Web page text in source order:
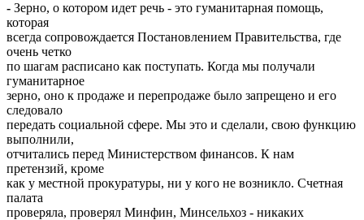
- Зерно, о котором идет речь - это гуманитарная помощь,
которая
всегда сопровождается Постановлением Правительства, где
очень четко
по шагам расписано как поступать. Когда мы получали
гуманитарное
зерно, оно к продаже и перепродаже было запрещено и его
следовало
передать социальной сфере. Мы это и сделали, свою функцию
выполнили,
отчитались перед Министерством финансов. К нам
претензий, кроме
как у местной прокуратуры, ни у кого не возникло. Счетная
палата
проверяла, проверял Минфин, Минсельхоз - никаких